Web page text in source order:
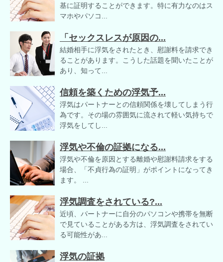
基に証明することができます。特に有力なのはス
マホやパソコ...
「セックスレスが原因の...
結婚相手に浮気をされたとき、慰謝料を請求でき
ることがあります。こうした話題を聞いたことが
あり、知って...
信頼を築くための浮気予...
浮気はパートナーとの信頼関係を壊してしまう行
為です。その場の雰囲気に流されて軽い気持ちで
浮気をしてし...
浮気や不倫の証拠になる...
浮気や不倫を原因とする離婚や慰謝料請求をする
場合、「不貞行為の証明」がポイントになってき
ます。 ...
浮気調査をされている?...
近頃、パートナーに自分のパソコンや携帯を無断
で見ていることがある方は、浮気調査をされてい
る可能性があ...
浮気の証拠